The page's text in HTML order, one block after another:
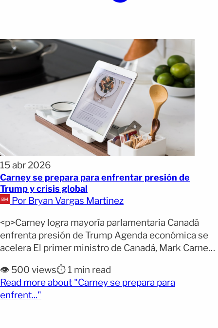
15 abr 2026
Carney se prepara para enfrentar presión de
Trump y crisis global
Por Bryan Vargas Martinez
<p>Carney logra mayoría parlamentaria Canadá
enfrenta presión de Trump Agenda económica se
acelera El primer ministro de Canadá, Mark Carney,
lograr una mayoría parlamentaria que le permitirá
enfrentar las presiones del presidente de Estados
Unidos, Donald Trump, y el impacto de la guerra en
👁️ 500 views⏱️ 1 min read
Read more about "Carney se prepara para
enfrent..."